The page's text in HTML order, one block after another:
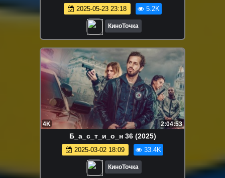
2025-05-23 23:18 5.2K
КиноТочка
4K 2:04:53
Б_а_с_т_и_о_н 36 (2025)
2025-03-02 18:09 33.4K
КиноТочка